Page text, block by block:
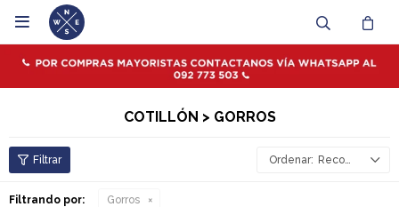

COTILLÓN > GORROS
Recomendados
Filtrando por: Gorros